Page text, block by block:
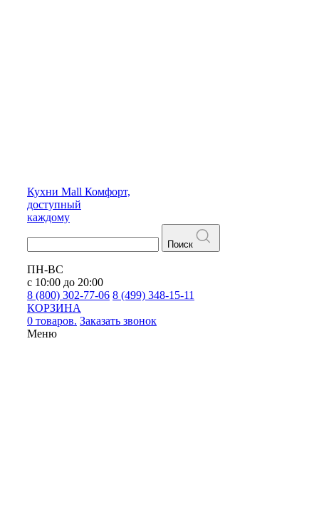
Кухни Mall Комфорт,
доступный
каждому
Поиск
ПН-ВС
с 10:00 до 20:00
8 (800) 302-77-06 8 (499) 348-15-11
КОРЗИНА
0 товаров. Заказать звонок
Меню